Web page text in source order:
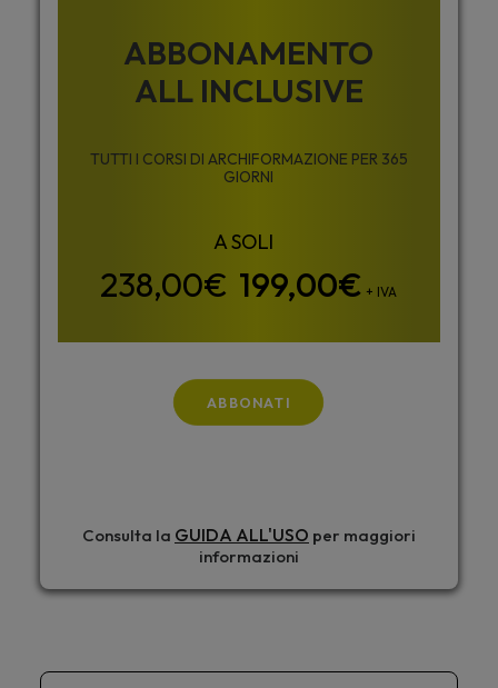
ABBONAMENTO
ALL INCLUSIVE
TUTTI I CORSI DI ARCHIFORMAZIONE PER 365
GIORNI
199,00€ + IVA
ABBONATI
Consulta la GUIDA ALL'USO per maggiori
informazioni